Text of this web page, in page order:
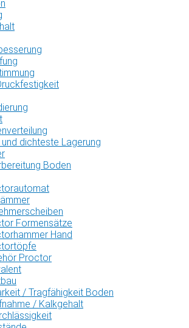
dichteste Lagerung
Boden
Formensätze
Hand
Proctor
/ Tragfähigkeit Boden
/ Kalkgehalt